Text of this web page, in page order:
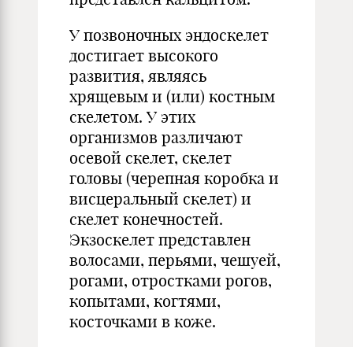
У позвоночных эндоскелет
достигает высокого
развития, являясь
хрящевым и (или) костным
скелетом. У этих
организмов различают
осевой скелет, скелет
головы (черепная коробка и
висцеральный скелет) и
скелет конечностей.
Экзоскелет представлен
волосами, перьями, чешуей,
рогами, отростками рогов,
копытами, когтями,
косточками в коже.